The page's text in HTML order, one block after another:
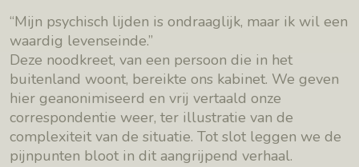
“Mijn psychisch lijden is ondraaglijk, maar ik wil een
waardig levenseinde.”
Deze noodkreet, van een persoon die in het
buitenland woont, bereikte ons kabinet. We geven
hier geanonimiseerd en vrij vertaald onze
correspondentie weer, ter illustratie van de
complexiteit van de situatie. Tot slot leggen we de
pijnpunten bloot in dit aangrijpend verhaal.